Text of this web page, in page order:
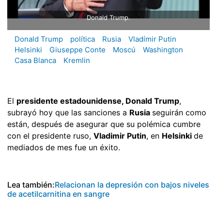
Donald Trump.
Donald Trump política Rusia
Vladímir Putin
Helsinki
Giuseppe Conte Moscú
Washington
Casa Blanca
Kremlin
El presidente estadounidense, Donald Trump,
subrayó hoy que las sanciones a Rusia seguirán como
están, después de asegurar que su polémica cumbre
con el presidente ruso, Vladimir Putin, en Helsinki de
mediados de mes fue un éxito.
Lea también:Relacionan la depresión con bajos niveles
de acetilcarnitina en sangre